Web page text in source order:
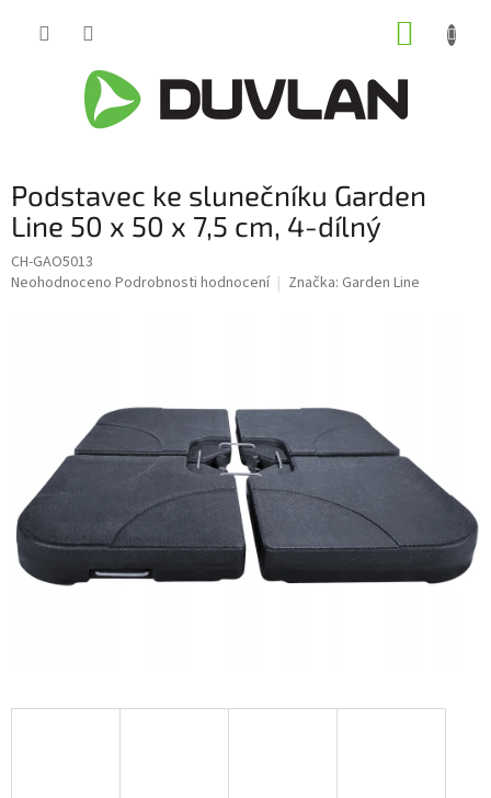
Podstavec ke slunečníku Garden
Line 50 x 50 x 7,5 cm, 4-dílný
CH-GAO5013
Průměrné
Neohodnoceno Podrobnosti hodnocení Značka: Garden Line